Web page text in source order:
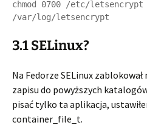
chmod 0700 /etc/
3.1 SELinux?
Na Fedorze SELinux
zapisu do powyższych
pisać tylko ta aplikacja,
container_file_t.